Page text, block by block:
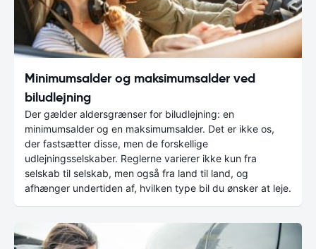
Minimumsalder og maksimumsalder ved
biludlejning
Der gælder aldersgrænser for biludlejning: en
minimumsalder og en maksimumsalder. Det er ikke os,
der fastsætter disse, men de forskellige
udlejningsselskaber. Reglerne varierer ikke kun fra
selskab til selskab, men også fra land til land, og
afhænger undertiden af, hvilken type bil du ønsker at leje.